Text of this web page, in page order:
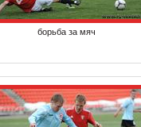
борьба за мяч